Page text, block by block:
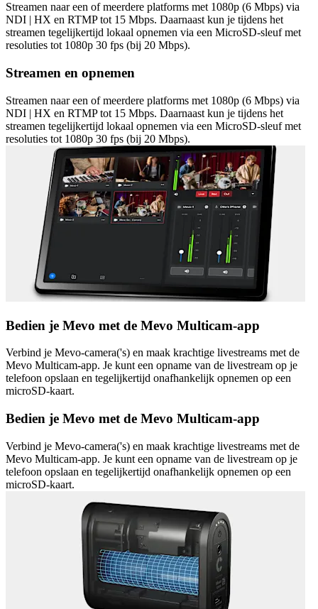
Streamen naar een of meerdere platforms met 1080p (6 Mbps) via
NDI | HX en RTMP tot 15 Mbps. Daarnaast kun je tijdens het
streamen tegelijkertijd lokaal opnemen via een MicroSD-sleuf met
resoluties tot 1080p 30 fps (bij 20 Mbps).
Streamen en opnemen
Streamen naar een of meerdere platforms met 1080p (6 Mbps) via
NDI | HX en RTMP tot 15 Mbps. Daarnaast kun je tijdens het
streamen tegelijkertijd lokaal opnemen via een MicroSD-sleuf met
resoluties tot 1080p 30 fps (bij 20 Mbps).
Bedien je Mevo met de Mevo Multicam-app
Verbind je Mevo-camera('s) en maak krachtige livestreams met de
Mevo Multicam-app. Je kunt een opname van de livestream op je
telefoon opslaan en tegelijkertijd onafhankelijk opnemen op een
microSD-kaart.
Bedien je Mevo met de Mevo Multicam-app
Verbind je Mevo-camera('s) en maak krachtige livestreams met de
Mevo Multicam-app. Je kunt een opname van de livestream op je
telefoon opslaan en tegelijkertijd onafhankelijk opnemen op een
microSD-kaart.